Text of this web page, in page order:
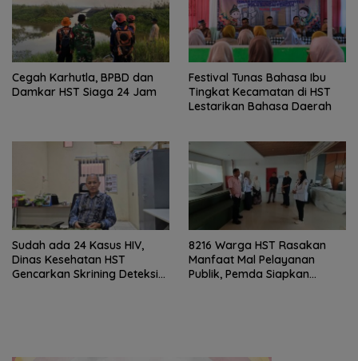
Cegah Karhutla, BPBD dan
Damkar HST Siaga 24 Jam
Festival Tunas Bahasa Ibu
Tingkat Kecamatan di HST
Lestarikan Bahasa Daerah
Sudah ada 24 Kasus HIV,
Dinas Kesehatan HST
Gencarkan Skrining Deteksi
8216 Warga HST Rasakan
Manfaat Mal Pelayanan
Publik, Pemda Siapkan